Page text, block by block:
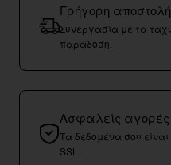
Γρήγορη αποστολή
Συνεργασία με τα
παράδοση.
Ασφαλείς αγορές
Τα δεδομένα σου
SSL.